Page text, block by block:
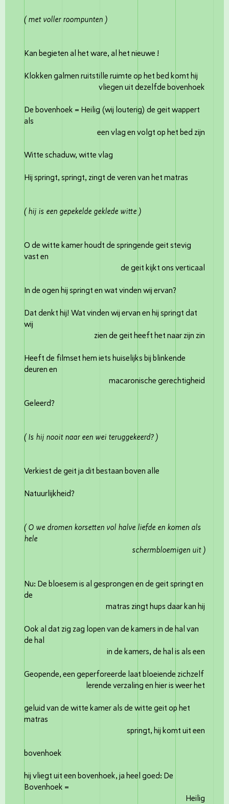
( met voller roompunten )
Kan begieten al het ware, al het nieuwe !
Klokken galmen ruitstille ruimte op het bed komt hij
vliegen uit dezelfde bovenhoek
De bovenhoek = Heilig (wij louterig) de geit wappert
als
een vlag en volgt op het bed zijn
Witte schaduw, witte vlag
Hij springt, springt, zingt de veren van het matras
( hij is een gepekelde geklede witte )
O de witte kamer houdt de springende geit stevig
vast en
de geit kijkt ons verticaal
In de ogen hij springt en wat vinden wij ervan?
Dat denkt hij! Wat vinden wij ervan en hij springt dat
wij
zien de geit heeft het naar zijn zin
Heeft de filmset hem iets huiselijks bij blinkende
deuren en
macaronische gerechtigheid
Geleerd?
( Is hij nooit naar een wei teruggekeerd? )
Verkiest de geit ja dit bestaan boven alle
Natuurlijkheid?
( O we dromen korsetten vol halve liefde en komen als
hele
schermbloemigen uit )
Nu: De bloesem is al gesprongen en de geit springt en
de
matras zingt hups daar kan hij
Ook al dat zig zag lopen van de kamers in de hal van
de hal
in de kamers, de hal is als een
Geopende, een geperforeerde laat bloeiende zichzelf
lerende verzaling en hier is weer het
geluid van de witte kamer als de witte geit op het
matras
springt, hij komt uit een
bovenhoek
hij vliegt uit een bovenhoek, ja heel goed: De
Bovenhoek =
Heilig